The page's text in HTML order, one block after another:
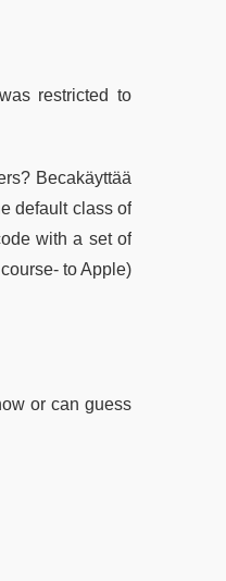
restricted to
Becakäyttää
default class of
with a set of
to Apple)
or can guess